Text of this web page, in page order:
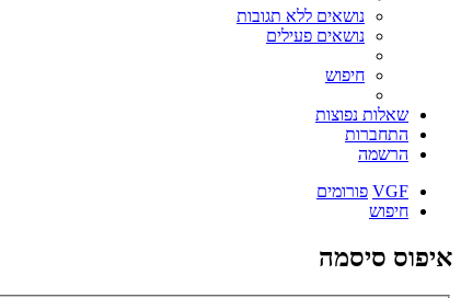
נושאים ללא תגובות
נושאים פעילים
חיפוש
שאלות נפוצות
התחברות
הרשמה
VGF פורומים
חיפוש
איפוס סיסמה